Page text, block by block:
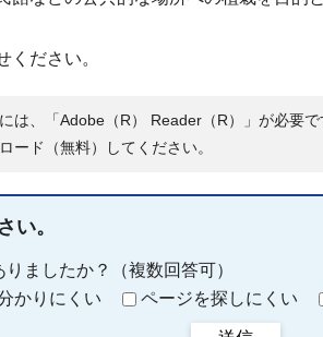
ください。
は、「Adobe（R） Reader（R）」が必要
ード（無料）してください。
い。
ましたか？（複数回答可）
かりにくい ページを探しにくい